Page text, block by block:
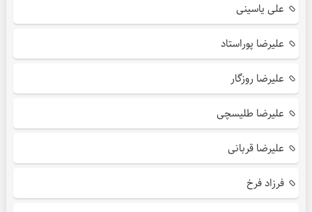
علی یاسینی
علیرضا پوراستاد
علیرضا روزگار
علیرضا طلیسچی
علیرضا قربانی
فرزاد فرخ